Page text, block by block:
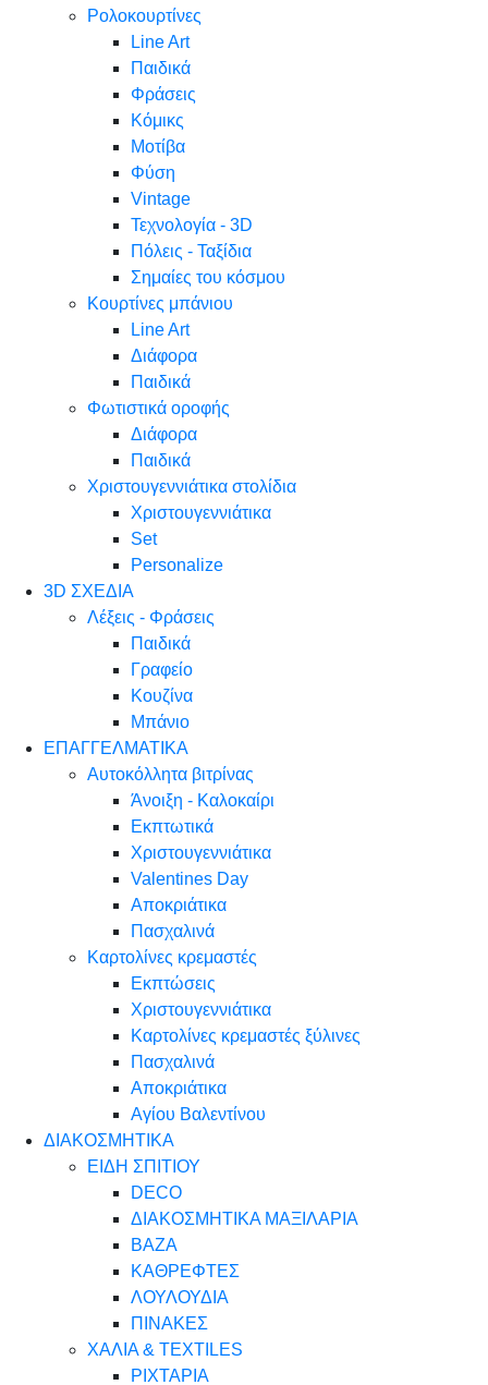
Ρολοκουρτίνες
Line Art
Παιδικά
Φράσεις
Κόμικς
Μοτίβα
Φύση
Vintage
Τεχνολογία - 3D
Πόλεις - Ταξίδια
Σημαίες του κόσμου
Κουρτίνες μπάνιου
Line Art
Διάφορα
Παιδικά
Φωτιστικά οροφής
Διάφορα
Παιδικά
Χριστουγεννιάτικα στολίδια
Χριστουγεννιάτικα
Set
Personalize
3D ΣΧΕΔΙΑ
Λέξεις - Φράσεις
Παιδικά
Γραφείο
Κουζίνα
Μπάνιο
ΕΠΑΓΓΕΛΜΑΤΙΚΑ
Αυτοκόλλητα βιτρίνας
Άνοιξη - Καλοκαίρι
Εκπτωτικά
Χριστουγεννιάτικα
Valentines Day
Αποκριάτικα
Πασχαλινά
Καρτολίνες κρεμαστές
Εκπτώσεις
Χριστουγεννιάτικα
Καρτολίνες κρεμαστές ξύλινες
Πασχαλινά
Αποκριάτικα
Αγίου Βαλεντίνου
ΔΙΑΚΟΣΜΗΤΙΚΑ
ΕΙΔΗ ΣΠΙΤΙΟΥ
DECO
ΔΙΑΚΟΣΜΗΤΙΚΑ ΜΑΞΙΛΑΡΙΑ
ΒΑΖΑ
ΚΑΘΡΕΦΤΕΣ
ΛΟΥΛΟΥΔΙΑ
ΠΙΝΑΚΕΣ
ΧΑΛΙΑ & TEXTILES
ΡΙΧΤΑΡΙΑ